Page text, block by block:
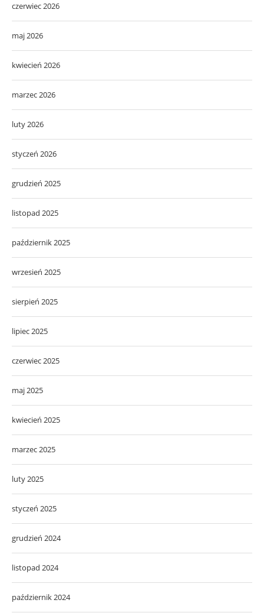
czerwiec 2026
maj 2026
kwiecień 2026
marzec 2026
luty 2026
styczeń 2026
grudzień 2025
listopad 2025
październik 2025
wrzesień 2025
sierpień 2025
lipiec 2025
czerwiec 2025
maj 2025
kwiecień 2025
marzec 2025
luty 2025
styczeń 2025
grudzień 2024
listopad 2024
październik 2024